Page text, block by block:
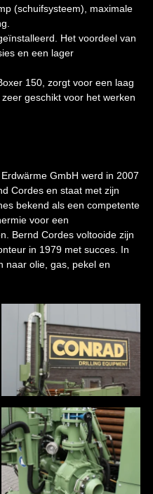
(schuifsysteem), maximale
Het voordeel van
en een lager
150, zorgt voor een laag
geschikt voor het werken
GmbH werd in 2007
Cordes en staat met zijn
bekend als een competente
voor een
Bernd Cordes voltooide zijn
in 1979 met succes. In
naar olie, gas, pekel en